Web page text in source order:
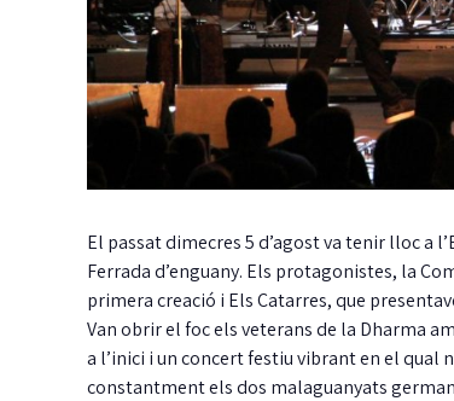
El passat dimecres 5 d’agost va tenir lloc a
Ferrada d’enguany. Els protagonistes, la
primera creació i Els Catarres, que
Van obrir el foc els veterans de la Dharma
a l’inici i un concert festiu vibrant en el qual
constantment els dos malaguanyats